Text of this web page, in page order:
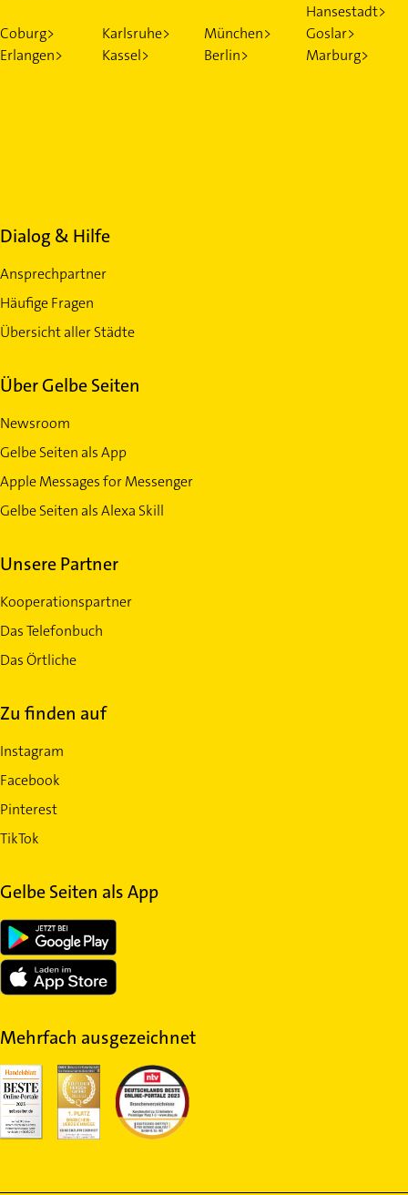
Hansestadt>
Coburg>
Karlsruhe> München>
Goslar>
Erlangen>
Kassel> Berlin> Marburg>
Dialog & Hilfe
Ansprechpartner
Häufige Fragen
Übersicht aller Städte
Über Gelbe Seiten
Newsroom
Gelbe Seiten als App
Apple Messages for Messenger
Gelbe Seiten als Alexa Skill
Unsere Partner
Kooperationspartner
Das Telefonbuch
Das Örtliche
Zu finden auf
Instagram
Facebook
Pinterest
TikTok
Gelbe Seiten als App
Mehrfach ausgezeichnet